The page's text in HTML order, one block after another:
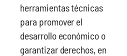
herramientas técnicas
para promover el
desarrollo económico o
garantizar derechos, en